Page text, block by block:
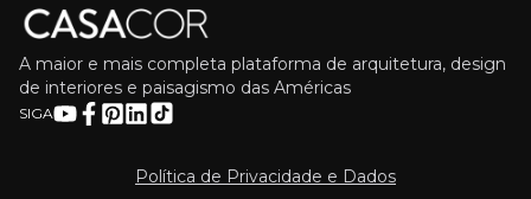
A maior e mais completa plataforma de arquitetura, design
de interiores e paisagismo das Américas
SIGA
Política de Privacidade e Dados